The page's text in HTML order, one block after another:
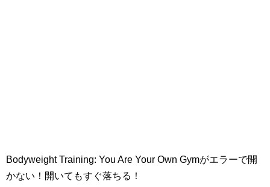
Bodyweight Training: You Are Your Own Gymがエラーで開
かない！開いてもすぐ落ちる！